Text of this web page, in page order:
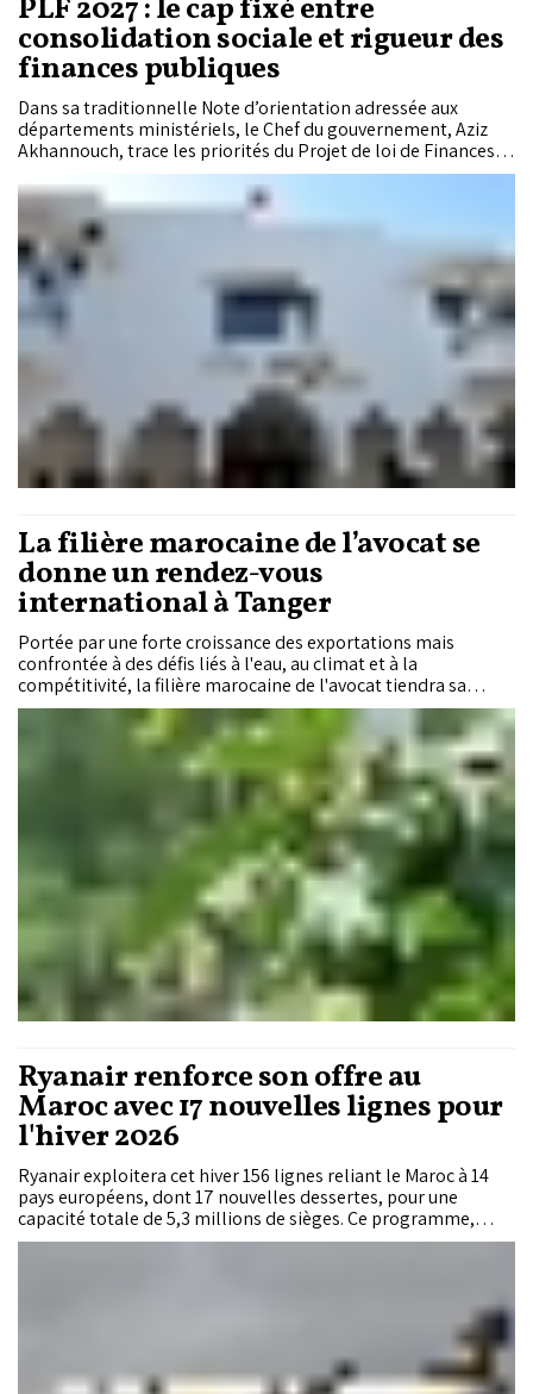
PLF 2027 : le cap fixé entre
consolidation sociale et rigueur des
finances publiques
Dans sa traditionnelle Note d’orientation adressée aux
départements ministériels, le Chef du gouvernement, Aziz
Akhannouch, trace les priorités du Projet de loi de Finances
2027. Entre poursuite de la généralisation de la protection
sociale, réduction des disparités territoriales et maîtrise du
déficit budgétaire, l’Exécutif veut consolider une trajectoire
macroéconomique jugée résiliente malgré un contexte
international incertain.
La filière marocaine de l’avocat se
donne un rendez-vous
international à Tanger
Portée par une forte croissance des exportations mais
confrontée à des défis liés à l'eau, au climat et à la
compétitivité, la filière marocaine de l'avocat tiendra sa
première conférence internationale le 30 septembre à
Tanger. Baptisée «Morocco Avocado Conference 2026», cette
rencontre ambitionne de réunir l'ensemble des acteurs du
secteur autour des enjeux techniques, commerciaux et
environnementaux qui façonneront son avenir.
Ryanair renforce son offre au
Maroc avec 17 nouvelles lignes pour
l'hiver 2026
Ryanair exploitera cet hiver 156 lignes reliant le Maroc à 14
pays européens, dont 17 nouvelles dessertes, pour une
capacité totale de 5,3 millions de sièges. Ce programme,
présenté par l'Office national marocain du tourisme (ONMT),